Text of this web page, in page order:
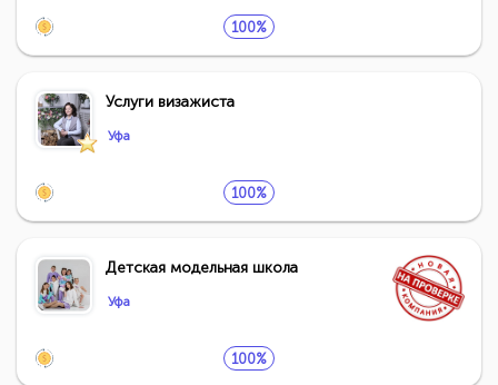
100%
Услуги визажиста
Уфа
100%
Детская модельная школа
Уфа
100%